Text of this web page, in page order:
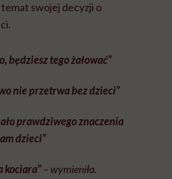
swojej decyzji o
będziesz tego żałować”
nie przetrwa bez dzieci”
prawdziwego znaczenia
dzieci”
kociara”– wymieniła.